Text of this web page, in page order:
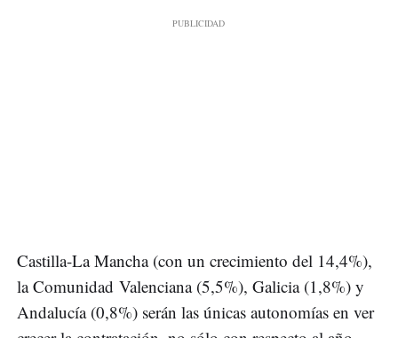
Castilla-La Mancha (con un crecimiento del 14,4%),
la Comunidad Valenciana (5,5%), Galicia (1,8%) y
Andalucía (0,8%) serán las únicas autonomías en ver